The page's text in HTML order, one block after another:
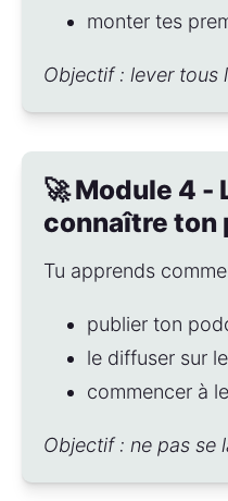
monter tes
Objectif : lever tous
🚀 Module 4 -
connaître ton
Tu apprends
publier ton
le diffuser sur
commencer à
Objectif : ne pas se